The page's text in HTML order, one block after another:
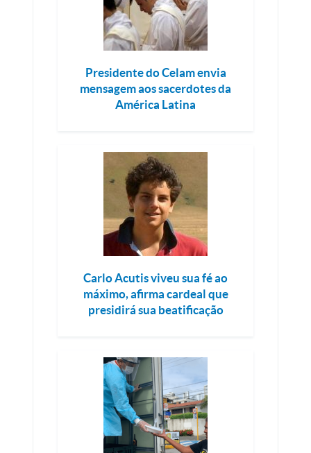
Presidente do Celam envia
mensagem aos sacerdotes da
América Latina
Carlo Acutis viveu sua fé ao
máximo, afirma cardeal que
presidirá sua beatificação